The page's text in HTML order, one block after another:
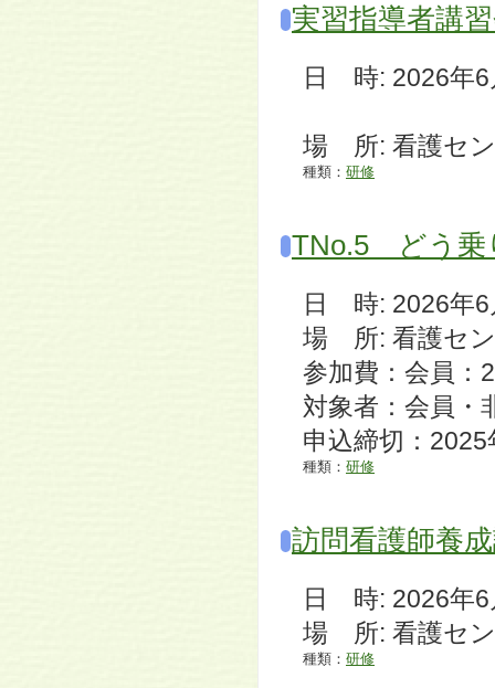
実習指導者講
日 時: 2026年6
場 所: 看護セ
種類： 研修
TNo.5 どう乗
日 時: 2026年6
場 所: 看護セ
参加費：会員：
対象者：会員・
申込締切：
種類： 研修
訪問看護師養
日 時: 2026年6
場 所: 看護セ
種類： 研修